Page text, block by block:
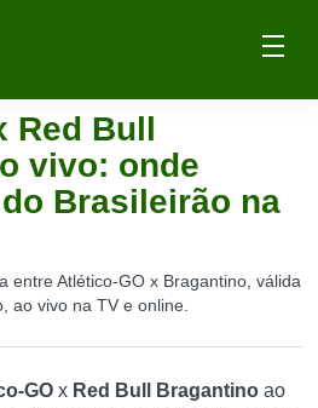
Red Bull
vivo: onde
Brasileirão na
entre Atlético-GO x Bragantino, válida
ao vivo na TV e online.
GO x Red Bull Bragantino ao